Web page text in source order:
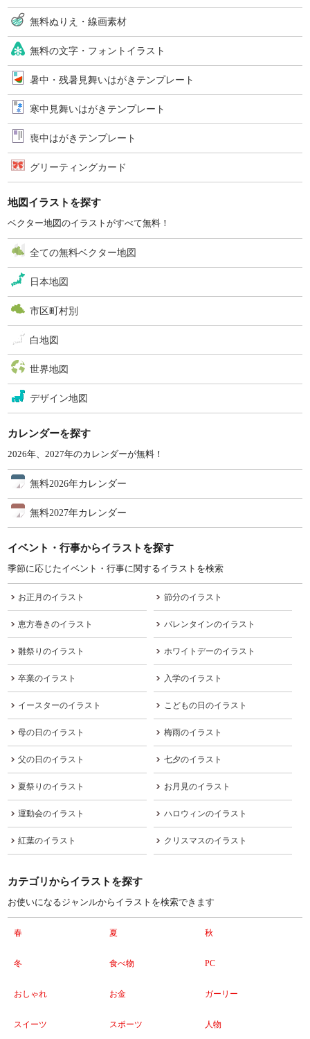
無料ぬりえ・線画素材
無料の文字・フォントイラスト
暑中・残暑見舞いはがきテンプレート
寒中見舞いはがきテンプレート
喪中はがきテンプレート
グリーティングカード
地図イラストを探す
ベクター地図のイラストがすべて無料！
全ての無料ベクター地図
日本地図
市区町村別
白地図
世界地図
デザイン地図
カレンダーを探す
2026年、2027年のカレンダーが無料！
無料2026年カレンダー
無料2027年カレンダー
イベント・行事からイラストを探す
季節に応じたイベント・行事に関するイラストを検索
お正月のイラスト 節分のイラスト
恵方巻きのイラスト バレンタインのイラスト
雛祭りのイラスト ホワイトデーのイラスト
卒業のイラスト 入学のイラスト
イースターのイラスト こどもの日のイラスト
母の日のイラスト 梅雨のイラスト
父の日のイラスト 七夕のイラスト
夏祭りのイラスト お月見のイラスト
運動会のイラスト ハロウィンのイラスト
紅葉のイラスト クリスマスのイラスト
カテゴリからイラストを探す
お使いになるジャンルからイラストを検索できます
春 夏 秋
冬 食べ物 PC
おしゃれ お金 ガーリー
スイーツ スポーツ 人物